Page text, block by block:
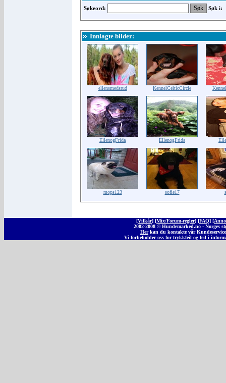
Søkeord: Søk i:
Innlagte bilder:
ellensmedsrud KennelCelticCircle
EllenogFrida EllenogFrida
mops123 sofie17
[Vilkår] [Mix/Forum-regler] [FAQ] [
2002-2008 © Hundemarked.no - Norges
Herkan du kontakte vår
Vi forbeholder oss for trykkfeil og feil i